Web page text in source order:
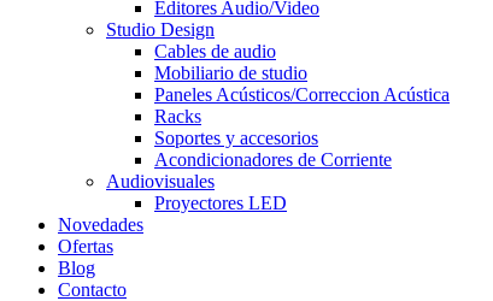
Editores Audio/Video
Studio Design
Cables de audio
Mobiliario de studio
Paneles Acústicos/Correccion Acústica
Racks
Soportes y accesorios
Acondicionadores de Corriente
Audiovisuales
Proyectores LED
Novedades
Ofertas
Blog
Contacto